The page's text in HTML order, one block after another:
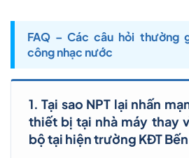
FAQ – Các câu hỏi thường
công nhạc nước
1. Tại sao NPT lại nhấn
thiết bị tại nhà máy thay
bộ tại hiện trường KĐT